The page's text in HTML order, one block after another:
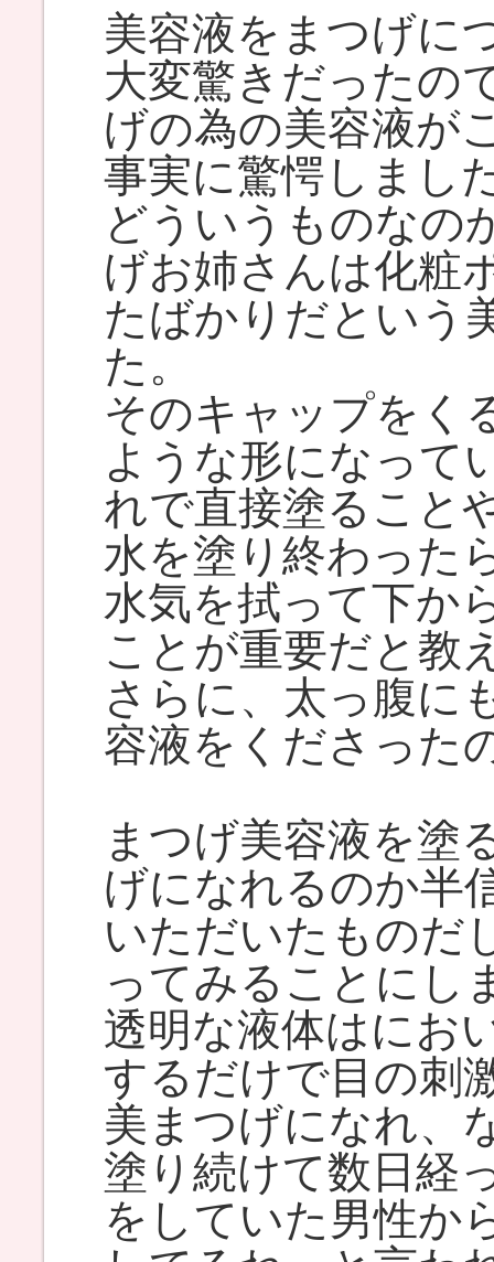
美容液をまつげに
大変驚きだったの
げの為の美容液が
事実に驚愕しまし
どういうものなの
げお姉さんは化粧
たばかりだという
た。
そのキャップをく
ような形になって
れで直接塗ること
水を塗り終わった
水気を拭って下か
ことが重要だと教
さらに、太っ腹に
容液をくださった
まつげ美容液を塗
げになれるのか半
いただいたものだ
ってみることにし
透明な液体はにお
するだけで目の刺
美まつげになれ、
塗り続けて数日経
をしていた男性か